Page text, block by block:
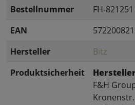
Bestellnummer
FH-821251
EAN
Hersteller
Bitz
Produktsicherheit
F&H
Kronenstr.